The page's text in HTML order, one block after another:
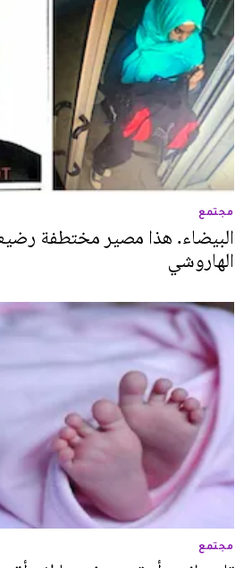
مجتمع
البيضاء. هذا مصير مختطفة
الهاروشي
مجتمع